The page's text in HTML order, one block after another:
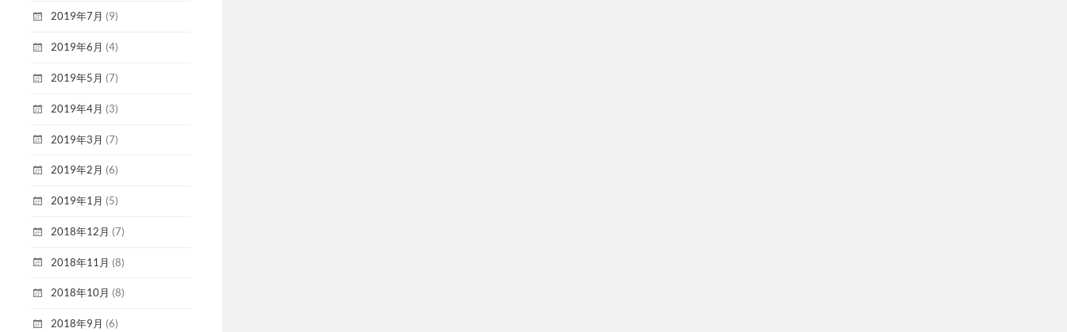
2019年7月 (9)
2019年6月 (4)
2019年5月 (7)
2019年4月 (3)
2019年3月 (7)
2019年2月 (6)
2019年1月 (5)
2018年12月 (7)
2018年11月 (8)
2018年10月 (8)
2018年9月 (6)